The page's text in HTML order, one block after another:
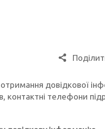
довідкової
контактні телефони